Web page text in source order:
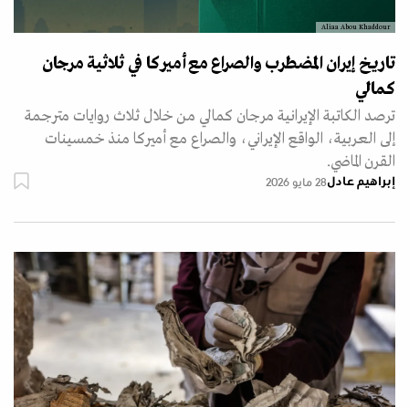
Aliaa Abou Khaddour
تاريخ إيران المضطرب والصراع مع أميركا في ثلاثية مرجان
كمالي
ترصد الكاتبة الإيرانية مرجان كمالي من خلال ثلاث روايات مترجمة
إلى العربية، الواقع الإيراني، والصراع مع أميركا منذ خمسينات
القرن الماضي.
إبراهيم عادل28 مايو 2026